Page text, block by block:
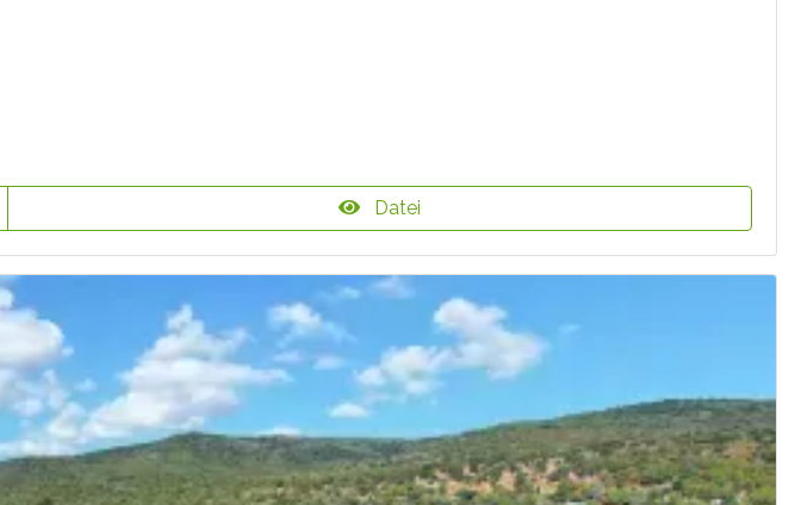
Datei